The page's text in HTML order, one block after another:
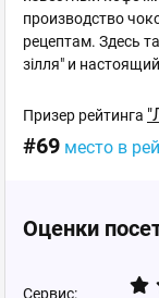
производство
рецептам. Здесь
зілля" и
Призер рейтинга
#69 место в
Оценки
Сервис: